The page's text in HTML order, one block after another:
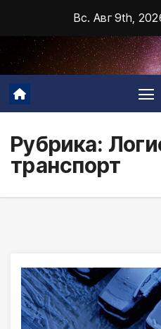
содержимому
Вс. Авг 9th,
Рубрика:
транспорт